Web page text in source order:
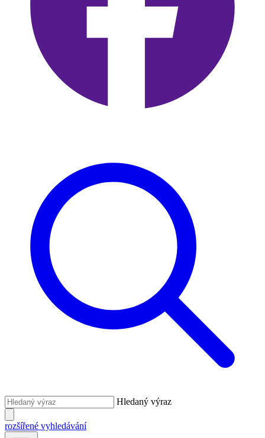
Hledaný výraz
rozšířené vyhledávání